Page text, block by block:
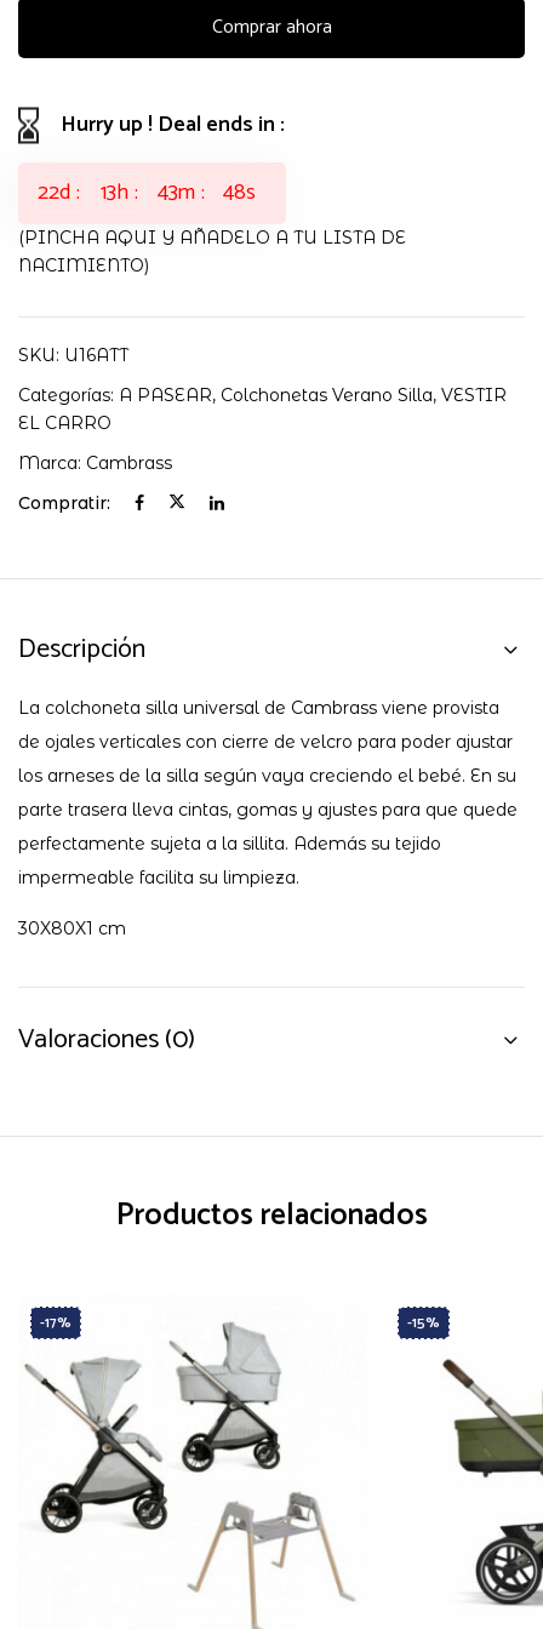
CRUDO
cantidad
Comprar ahora
Hurry up ! Deal ends in :
22d 13h 43m 47s
(PINCHA AQUI Y AÑADELO A TU LISTA DE
NACIMIENTO)
SKU: U16ATT
Categorías: A PASEAR, Colchonetas Verano Silla, VESTIR
EL CARRO
Marca: Cambrass
Compratir:
Descripción
La colchoneta silla universal de Cambrass viene provista
de ojales verticales con cierre de velcro para poder ajustar
los arneses de la silla según vaya creciendo el bebé. En su
parte trasera lleva cintas, gomas y ajustes para que quede
perfectamente sujeta a la sillita. Además su tejido
impermeable facilita su limpieza.
30X80X1 cm
Valoraciones (0)
Productos relacionados
-17% -15%